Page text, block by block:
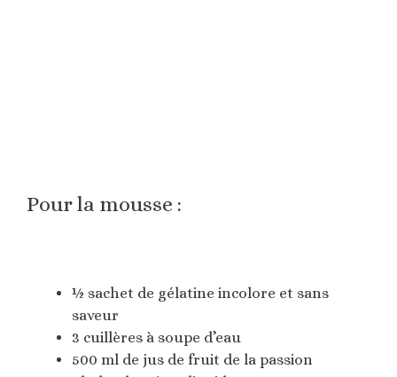
Pour la mousse :
½ sachet de gélatine incolore et sans
saveur
3 cuillères à soupe d’eau
500 ml de jus de fruit de la passion